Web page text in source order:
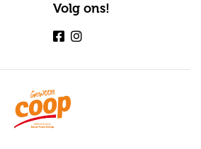
Volg ons!
Facebook